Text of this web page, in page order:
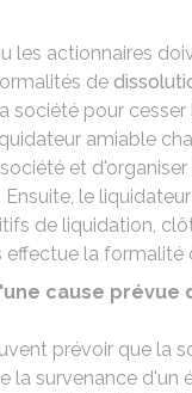
les actionnaires
de
société pour cesser
amiable
et
Ensuite, le
de liquidation,
effectue la formalité
cause prévue
prévoir que la
la survenance d'un